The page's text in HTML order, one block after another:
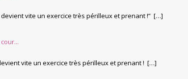
vite un exercice très périlleux et prenant !” […]
vite un exercice très périlleux et prenant ! […]